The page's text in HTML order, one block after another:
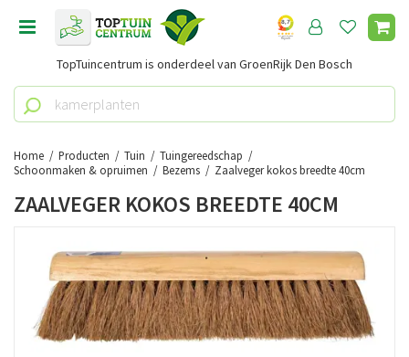
Home Producten Tuin
Tuingereedschap
Schoonmaken & opruimen
Bezems Zaalveger kokos breedte 40cm
TopTuincentrum is onderdeel van GroenRijk Den Bosch
ZAALVEGER KOKOS BREEDTE 40CM